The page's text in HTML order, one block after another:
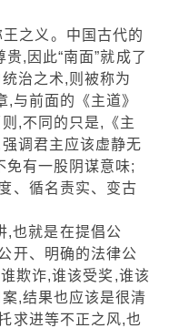
之义。中国古代的
,因此“南面”就成了
治之术,则被称为
,与前面的《主道》
,不同的只是,《主
调君主应该虚静无
免有一股阴谋意味;
、循名责实、变古
就是在提倡公
开、明确的法律公
欺诈,谁该受奖,谁该
,结果也应该是很清
求进等不正之风,也